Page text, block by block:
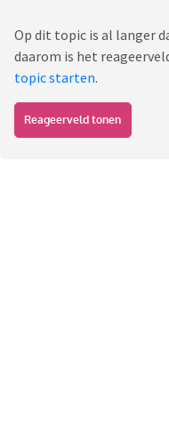
Op dit topic is al langer
daarom is het
topic starten.
Reageerveld tonen